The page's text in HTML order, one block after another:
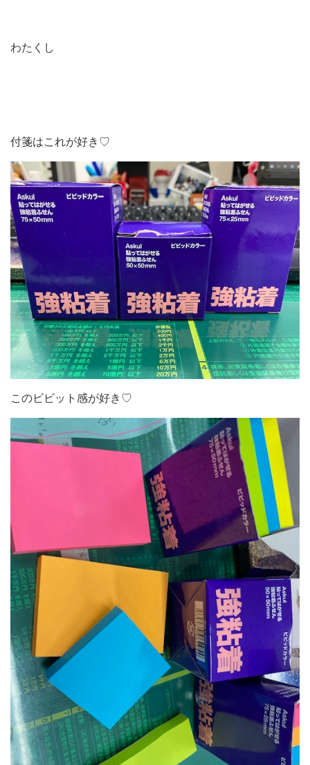
わたくし
付箋はこれが好き♡
このビビット感が好き♡